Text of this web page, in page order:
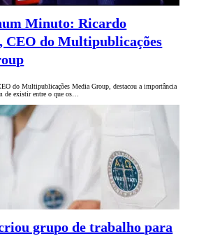
Minuto: Ricardo
CEO do Multipublicações
do Multipublicações Media Group, destacou a importância
de existir entre o que os…
grupo de trabalho para